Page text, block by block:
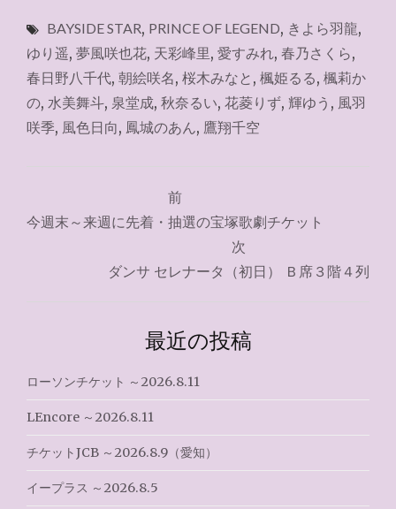
BAYSIDE STAR, PRINCE OF LEGEND, きよら羽龍,
ゆり遥, 夢風咲也花, 天彩峰里, 愛すみれ, 春乃さくら,
春日野八千代, 朝絵咲名, 桜木みなと , 楓姫るる, 楓莉か
の, 水美舞斗, 泉堂成, 秋奈るい, 花菱りず, 輝ゆう , 風羽
咲季, 風色日向, 鳳城のあん, 鷹翔千空
稿
シ
ョ
ン
前
今週末～来週に先着・抽選の宝塚歌劇チケット
次
ダンサ セレナータ（初日） Ｂ席３階４列
最近の投稿
ローソンチケット ～2026.8.11
LEncore ～2026.8.11
チケットJCB ～2026.8.9（愛知）
イープラス ～2026.8.5